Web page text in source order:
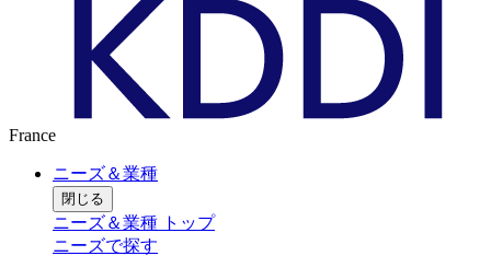
France
ニーズ＆業種
閉じる
ニーズ＆業種 トップ
ニーズで探す